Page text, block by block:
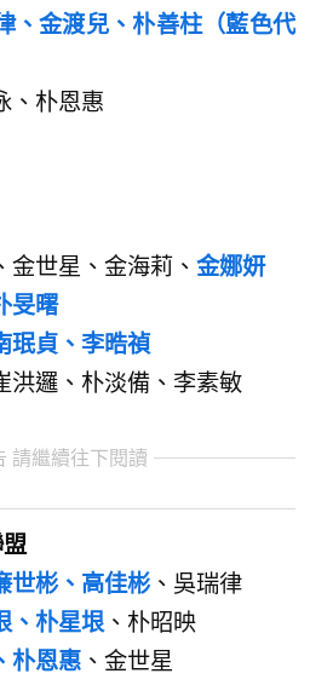
、金渡兒、朴善柱（藍色代
、朴恩惠
世星、金海莉、 金娜妍
旻曙
珉貞、李晧禎
洪邏、朴淡備、李素敏
請繼續往下閱讀
世彬、高佳彬、吳瑞律
、朴星垠 、朴昭映
朴恩惠 、金世星